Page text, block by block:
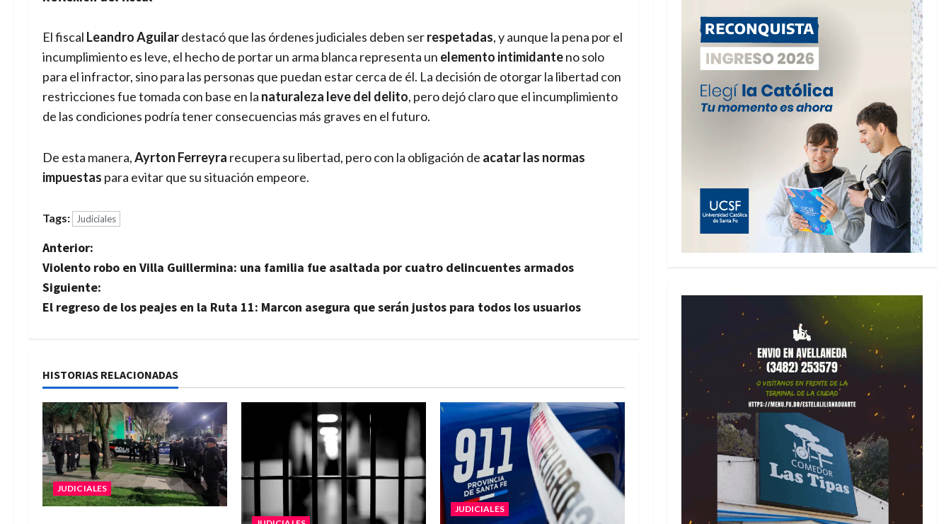
El fiscal Leandro Aguilardestacó que las órdenes judiciales deben serrespetadas, y aunque la pena por el
incumplimiento es leve, el hecho de portar un arma blanca representa un elemento intimidanteno solo
para el infractor, sino para las personas que puedan estar cerca de él. La decisión de otorgar la libertad con
restricciones fue tomada con base en la naturaleza leve del delito, pero dejó claro que el incumplimiento
de las condiciones podría tener consecuencias más graves en el futuro.
De esta manera,Ayrton Ferreyra recupera su libertad, pero con la obligación de acatar las normas
impuestas para evitar que su situación empeore.
Tags: Judiciales
N
a
v
g
a
c
i
ó
Anterior:
Violento robo en Villa Guillermina: una familia fue asaltada por cuatro delincuentes armados
Siguiente:
El regreso de los peajes en la Ruta 11: Marcon asegura que serán justos para todos los usuarios
HISTORIAS RELACIONADAS
JUDICIALES
JUDICIALES